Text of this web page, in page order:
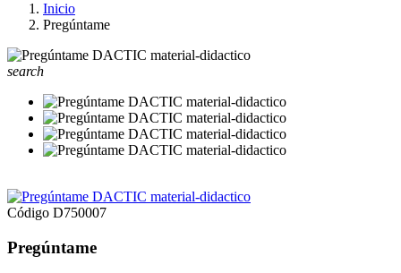
Inicio
Pregúntame
search
Código D750007
Pregúntame